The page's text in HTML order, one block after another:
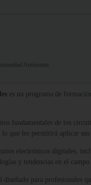
Autónoma.
es un programa de
fundamentales de los
que les permitirá aplicar
electrónicos digitales,
y tendencias en el
para profesionales